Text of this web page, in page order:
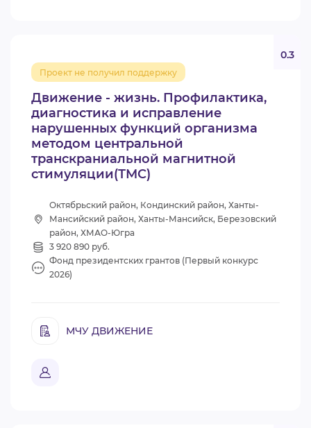
Движение - жизнь. Профилактика,
диагностика и исправление
нарушенных функций организма
методом центральной
транскраниальной магнитной
стимуляции(ТМС)
Проект не получил поддержку
0.3
Октябрьский район, Кондинский район, Ханты-
Мансийский район, Ханты-Мансийск, Березовский
район, ХМАО-Югра
3 920 890 руб.
Фонд президентских грантов (Первый конкурс
2026)
МЧУ ДВИЖЕНИЕ